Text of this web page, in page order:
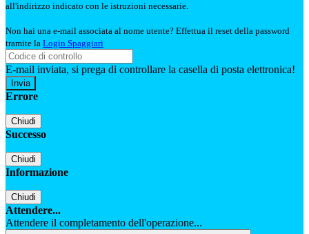
all'indirizzo indicato con le istruzioni necessarie.
Non hai una e-mail associata al nome utente? Effettua il reset della password
tramite la Login Spaggiari
E-mail inviata, si prega di controllare la casella di posta elettronica!
Errore
Chiudi
Successo
Chiudi
Informazione
Chiudi
Attendere...
Attendere il completamento dell'operazione...